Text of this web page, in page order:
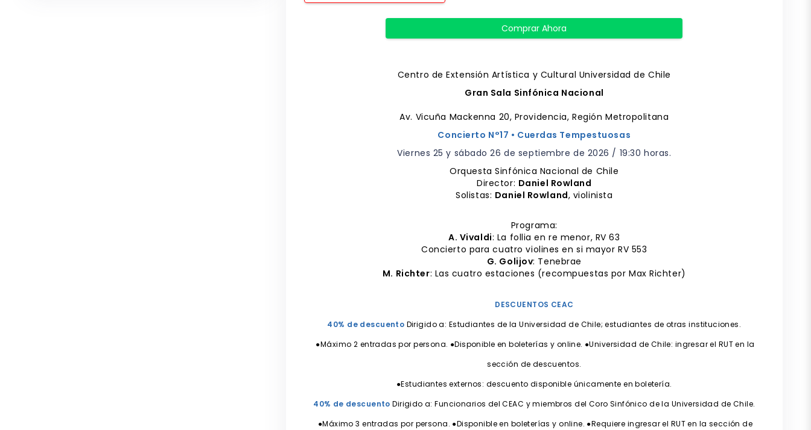
Comprar Ahora
Centro de Extensión Artística y Cultural Universidad de Chile
Gran Sala Sinfónica Nacional
Av. Vicuña Mackenna 20, Providencia, Región Metropolitana
Concierto N°17 • Cuerdas Tempestuosas
Viernes 25 y sábado 26 de septiembre de 2026 / 19:30 horas.
Orquesta Sinfónica Nacional de Chile
Director: Daniel Rowland
Solistas: Daniel Rowland, violinista
Programa:
A. Vivaldi: La follia en re menor, RV 63
Concierto para cuatro violines en si mayor RV 553
G. Golijov: Tenebrae
M. Richter: Las cuatro estaciones (recompuestas por Max Richter)
DESCUENTOS CEAC
40% de descuento Dirigido a: Estudiantes de la Universidad de Chile; estudiantes de otras instituciones.
●Máximo 2 entradas por persona. ●Disponible en boleterías y online. ●Universidad de Chile: ingresar el RUT en la
sección de descuentos.
●Estudiantes externos: descuento disponible únicamente en boletería.
40% de descuento Dirigido a: Funcionarios del CEAC y miembros del Coro Sinfónico de la Universidad de Chile.
●Máximo 3 entradas por persona. ●Disponible en boleterías y online. ●Requiere ingresar el RUT en la sección de